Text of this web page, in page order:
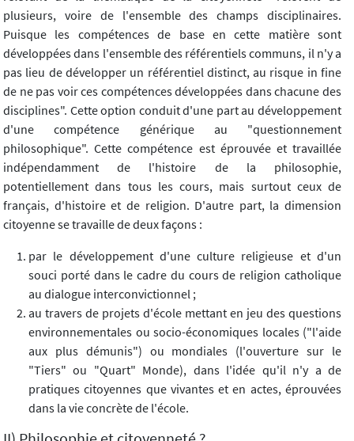
plusieurs, voire de l'ensemble des champs disciplinaires.
Puisque les compétences de base en cette matière sont
développées dans l'ensemble des référentiels communs, il n'y a
pas lieu de développer un référentiel distinct, au risque in fine
de ne pas voir ces compétences développées dans chacune des
disciplines". Cette option conduit d'une part au développement
d'une compétence générique au "questionnement
philosophique". Cette compétence est éprouvée et travaillée
indépendamment de l'histoire de la philosophie,
potentiellement dans tous les cours, mais surtout ceux de
français, d'histoire et de religion. D'autre part, la dimension
citoyenne se travaille de deux façons :
par le développement d'une culture religieuse et d'un
souci porté dans le cadre du cours de religion catholique
au dialogue interconvictionnel ;
au travers de projets d'école mettant en jeu des questions
environnementales ou socio-économiques locales ("l'aide
aux plus démunis") ou mondiales (l'ouverture sur le
"Tiers" ou "Quart" Monde), dans l'idée qu'il n'y a de
pratiques citoyennes que vivantes et en actes, éprouvées
dans la vie concrète de l'école.